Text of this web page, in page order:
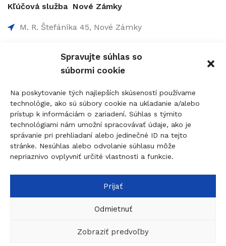
Spravujte súhlas so
súbormi cookie
Na poskytovanie tých najlepších skúseností používame
technológie, ako sú súbory cookie na ukladanie a/alebo
prístup k informáciám o zariadení. Súhlas s týmito
technológiami nám umožní spracovávať údaje, ako je
správanie pri prehliadaní alebo jedinečné ID na tejto
stránke. Nesúhlas alebo odvolanie súhlasu môže
nepriaznivo ovplyvniť určité vlastnosti a funkcie.
Prijať
Odmietnuť
Zobraziť predvoľby
Kľúčová služba Nové Zámky
M. R. Štefánika 45, Nové Zámky
0910 207 863 - 8:00-17:00
info@figolock.sk
Kľúčová služba Komárno
Palatínova 20, 945 01 Komárno
0907 737 756 - Non Stop
Táto stránka je chránená systémom reCAPTCHA a
Pravidlá ochrany osobných údajov